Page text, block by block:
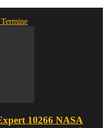
10266 NASA